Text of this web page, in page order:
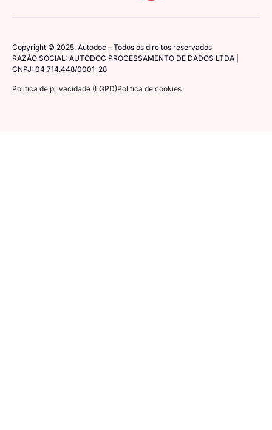
Copyright © 2025. Autodoc – Todos os direitos reservados
RAZÃO SOCIAL: AUTODOC PROCESSAMENTO DE DADOS LTDA |
CNPJ: 04.714.448/0001-28
Política de privacidade (LGPD)Política de cookies